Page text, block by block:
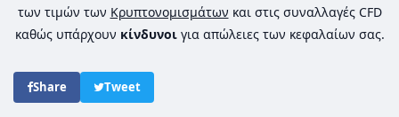
των τιμών των Κρυπτονομισμάτων και στις συναλλαγές CFD
καθώς υπάρχουν κίνδυνοιγια απώλειες των κεφαλαίων σας.
Share Tweet